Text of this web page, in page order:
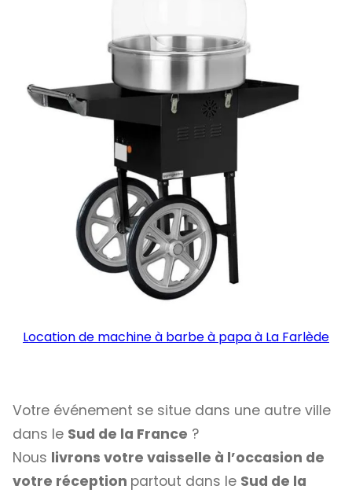
Location de machine à barbe à papa à La Farlède
Votre événement se situe dans une autre ville
dans le Sud de la France ?
Nous livrons votre vaisselle à l’occasion de
votre réception partout dans le Sud de la